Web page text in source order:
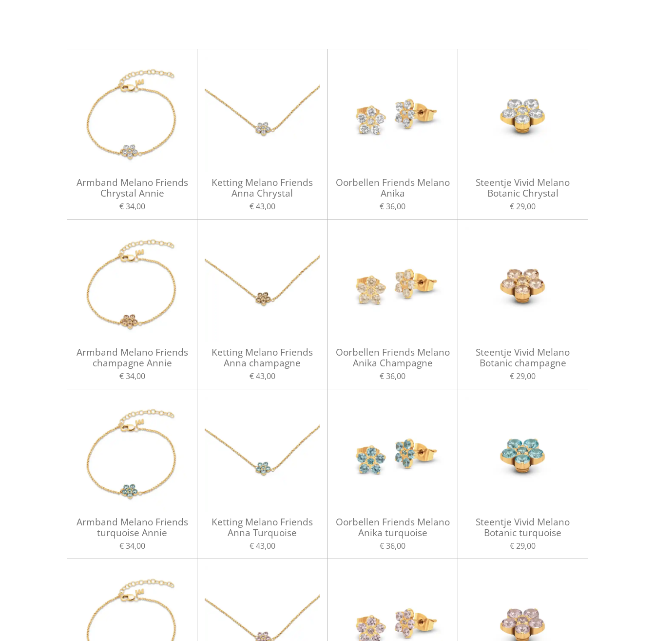
Armband Melano Friends
Chrystal Annie
€ 34,00
Ketting Melano Friends
Anna Chrystal
€ 43,00
Oorbellen Friends Melano
Anika
€ 36,00
Steentje Vivid Melano
Botanic Chrystal
€ 29,00
Armband Melano Friends
champagne Annie
€ 34,00
Ketting Melano Friends
Anna champagne
€ 43,00
Oorbellen Friends Melano
Anika Champagne
€ 36,00
Steentje Vivid Melano
Botanic champagne
€ 29,00
Armband Melano Friends
turquoise Annie
€ 34,00
Ketting Melano Friends
Anna Turquoise
€ 43,00
Oorbellen Friends Melano
Anika turquoise
€ 36,00
Steentje Vivid Melano
Botanic turquoise
€ 29,00